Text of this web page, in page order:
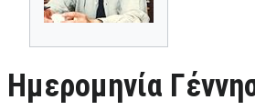
Ημερομηνία